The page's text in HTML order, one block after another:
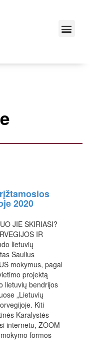
2020
JIE SKIRIASI?
IR
lietuvių
Saulius
mokymus, pagal
projektą
lietuvių bendrijos
„Lietuvių
Kiti
Karalystės
internetu, ZOOM
formos